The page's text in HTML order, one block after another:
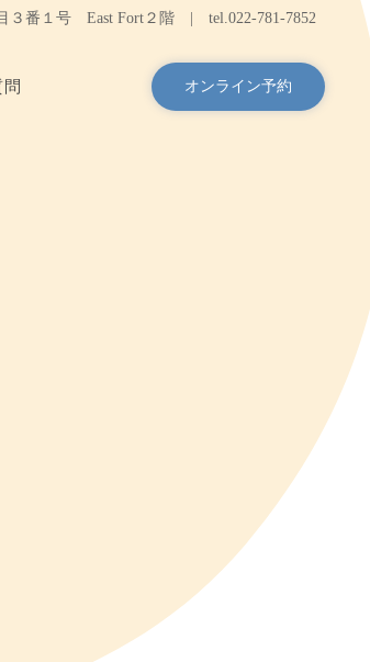
目３番１号 East Fort２階 | tel.022-781-7852
オンライン予約